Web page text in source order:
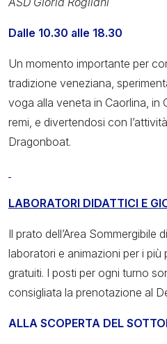
Dalle 10.30 alle 18.30
Un momento importante per
tradizione veneziana,
voga alla veneta in Caorlina, in
remi, e divertendosi con
Dragonboat.
LABORATORI DIDATTICI E
Il prato dell’Area Sommergibile
laboratori e animazioni per i
gratuiti. I posti per ogni turno
consigliata la prenotazione al
ALLA SCOPERTA DEL